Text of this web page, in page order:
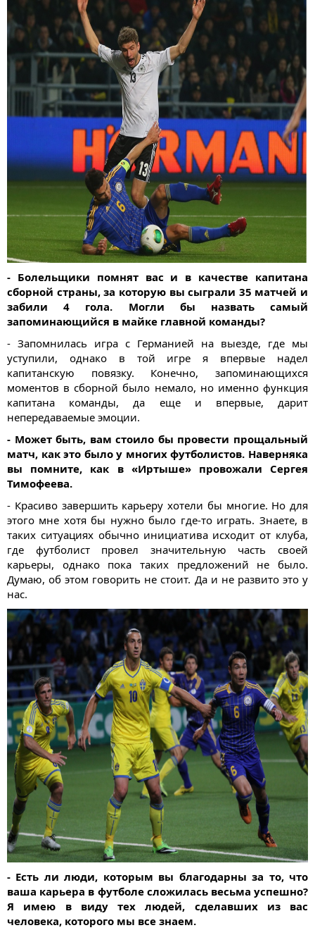
- Болельщики помнят вас и в качестве капитана
сборной страны, за которую вы сыграли 35 матчей и
забили 4 гола. Могли бы назвать самый
запоминающийся в майке главной команды?
- Запомнилась игра с Германией на выезде, где мы
уступили, однако в той игре я впервые надел
капитанскую повязку. Конечно, запоминающихся
моментов в сборной было немало, но именно функция
капитана команды, да еще и впервые, дарит
непередаваемые эмоции.
- Может быть, вам стоило бы провести прощальный
матч, как это было у многих футболистов. Наверняка
вы помните, как в «Иртыше» провожали Сергея
Тимофеева.
- Красиво завершить карьеру хотели бы многие. Но для
этого мне хотя бы нужно было где-то играть. Знаете, в
таких ситуациях обычно инициатива исходит от клуба,
где футболист провел значительную часть своей
карьеры, однако пока таких предложений не было.
Думаю, об этом говорить не стоит. Да и не развито это у
нас.
- Есть ли люди, которым вы благодарны за то, что
ваша карьера в футболе сложилась весьма успешно?
Я имею в виду тех людей, сделавших из вас
человека, которого мы все знаем.